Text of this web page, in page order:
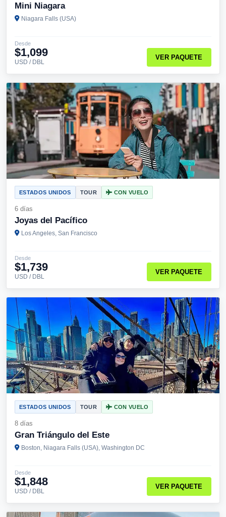
Mini Niagara
Niagara Falls (USA)
Desde
$1,099
USD / DBL
VER PAQUETE
ESTADOS UNIDOS TOUR CON VUELO
6 días
Joyas del Pacífico
Los Angeles, San Francisco
Desde
$1,739
USD / DBL
VER PAQUETE
ESTADOS UNIDOS TOUR CON VUELO
8 días
Gran Triángulo del Este
Boston, Niagara Falls (USA), Washington DC
Desde
$1,848
USD / DBL
VER PAQUETE